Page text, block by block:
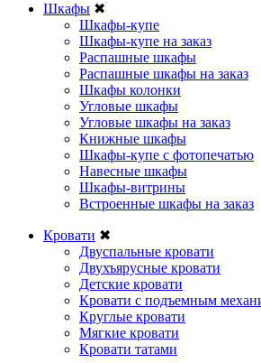
Шкафы ✖
Шкафы-купе
Шкафы-купе на заказ
Распашные шкафы
Распашные шкафы на заказ
Шкафы колонки
Угловые шкафы
Угловые шкафы на заказ
Книжные шкафы
Шкафы-купе с фотопечатью
Навесные шкафы
Шкафы-витрины
Встроенные шкафы на заказ
Кровати ✖
Двуспальные кровати
Двухъярусные кровати
Детские кровати
Кровати с подъемным
Круглые кровати
Мягкие кровати
Кровати татами